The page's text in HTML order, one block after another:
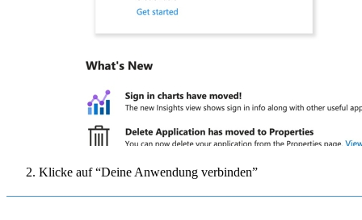
Klicke auf “Deine Anwendung verbinden”